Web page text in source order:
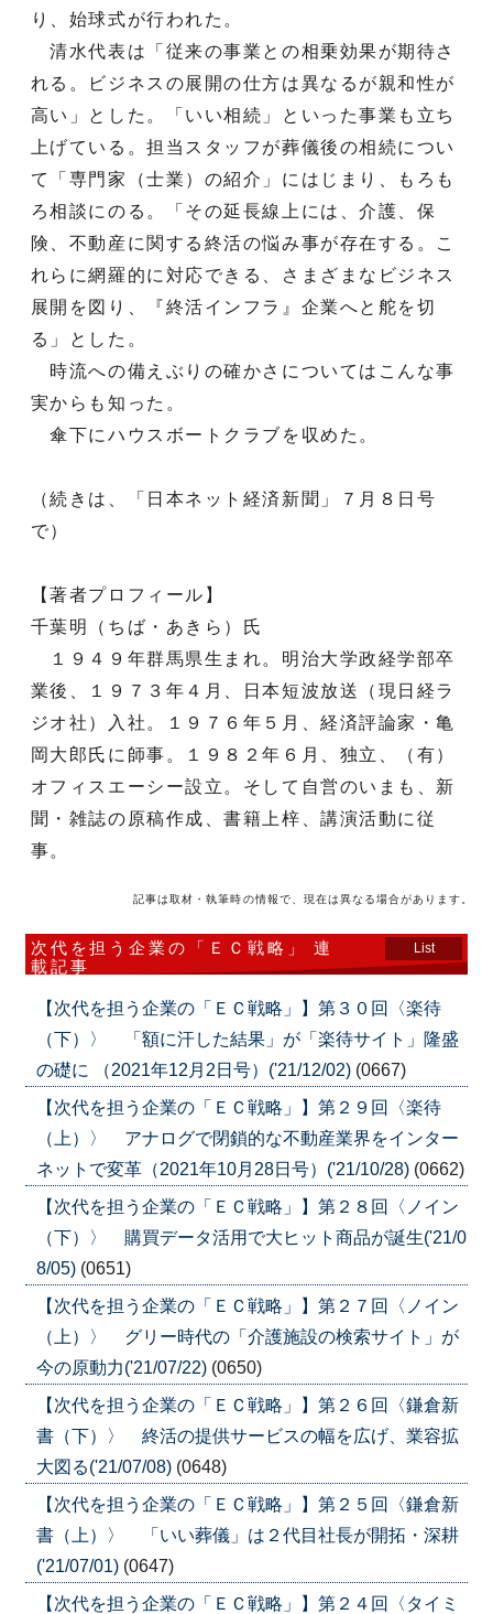
り、始球式が行われた。
清水代表は「従来の事業との相乗効果が期待さ
れる。ビジネスの展開の仕方は異なるが親和性が
高い」とした。「いい相続」といった事業も立ち
上げている。担当スタッフが葬儀後の相続につい
て「専門家（士業）の紹介」にはじまり、もろも
ろ相談にのる。「その延長線上には、介護、保
険、不動産に関する終活の悩み事が存在する。こ
れらに網羅的に対応できる、さまざまなビジネス
展開を図り、『終活インフラ』企業へと舵を切
る」とした。
時流への備えぶりの確かさについてはこんな事
実からも知った。
傘下にハウスボートクラブを収めた。
（続きは、「日本ネット経済新聞」７月８日号
で）
【著者プロフィール】
千葉明（ちば・あきら）氏
１９４９年群馬県生まれ。明治大学政経学部卒
業後、１９７３年４月、日本短波放送（現日経ラ
ジオ社）入社。１９７６年５月、経済評論家・亀
岡大郎氏に師事。１９８２年６月、独立、（有）
オフィスエーシー設立。そして自営のいまも、新
聞・雑誌の原稿作成、書籍上梓、講演活動に従
事。
記事は取材・執筆時の情報で、現在は異なる場合があります。
次代を担う企業の「ＥＣ戦略」 連
載記事
List
【次代を担う企業の「ＥＣ戦略」】第３０回〈楽待
（下）〉 「額に汗した結果」が「楽待サイト」隆盛
の礎に （2021年12月2日号）('21/12/02) (0667)
【次代を担う企業の「ＥＣ戦略」】第２９回〈楽待
（上）〉 アナログで閉鎖的な不動産業界をインター
ネットで変革（2021年10月28日号）('21/10/28) (0662)
【次代を担う企業の「ＥＣ戦略」】第２８回〈ノイン
（下）〉 購買データ活用で大ヒット商品が誕生('21/0
8/05) (0651)
【次代を担う企業の「ＥＣ戦略」】第２７回〈ノイン
（上）〉 グリー時代の「介護施設の検索サイト」が
今の原動力('21/07/22) (0650)
【次代を担う企業の「ＥＣ戦略」】第２６回〈鎌倉新
書（下）〉 終活の提供サービスの幅を広げ、業容拡
大図る('21/07/08) (0648)
【次代を担う企業の「ＥＣ戦略」】第２５回〈鎌倉新
書（上）〉 「いい葬儀」は２代目社長が開拓・深耕
('21/07/01) (0647)
【次代を担う企業の「ＥＣ戦略」】第２４回〈タイミ